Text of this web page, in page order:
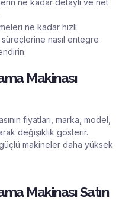
ne kadar detaylı ve net
ne kadar hızlı
nasıl entegre
Makinası
fiyatları, marka, model,
değişiklik gösterir.
makineler daha yüksek
Makinası Satın